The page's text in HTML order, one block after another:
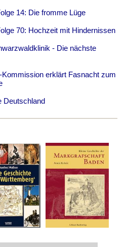
14: Die fromme Lüge
70: Hochzeit mit Hindernissen
- Die nächste
erklärt Fasnacht zum
Deutschland